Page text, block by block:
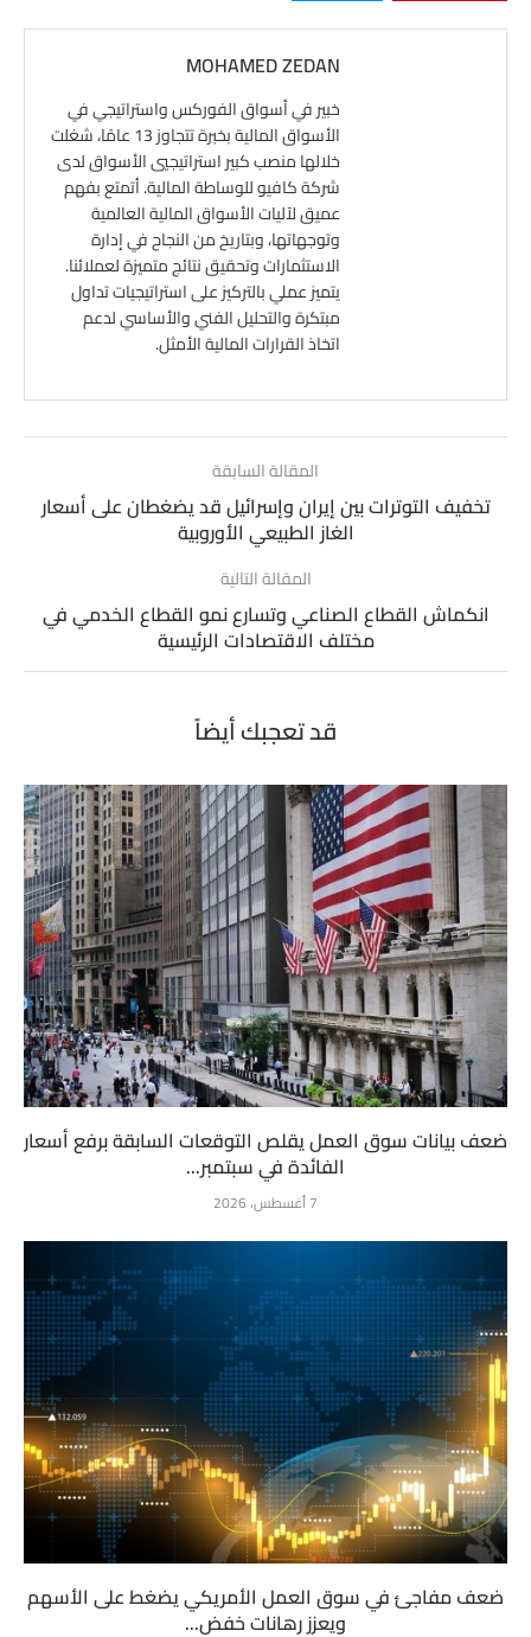
MOHAMED ZEDAN
خبير في أسواق الفوركس واستراتيجي في
الأسواق المالية بخبرة تتجاوز 13 عامًا، شغلت
خلالها منصب كبير استراتيجيي الأسواق لدى
شركة كافيو للوساطة المالية. أتمتع بفهم
عميق لآليات الأسواق المالية العالمية
وتوجهاتها، وبتاريخ من النجاح في إدارة
الاستثمارات وتحقيق نتائج متميزة لعملائنا.
يتميز عملي بالتركيز على استراتيجيات تداول
مبتكرة والتحليل الفني والأساسي لدعم
اتخاذ القرارات المالية الأمثل.
المقالة السابقة
تخفيف التوترات بين إيران وإسرائيل قد يضغطان على أسعار
الغاز الطبيعي الأوروبية
المقالة التالية
انكماش القطاع الصناعي وتسارع نمو القطاع الخدمي في
مختلف الاقتصادات الرئيسية
قد تعجبك أيضاً
ضعف بيانات سوق العمل يقلص التوقعات السابقة برفع أسعار
الفائدة في سبتمبر...
7 أغسطس، 2026
ضعف مفاجئ في سوق العمل الأمريكي يضغط على الأسهم
ويعزز رهانات خفض...